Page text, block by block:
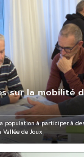
sur la mobilité
population à participer à
de Joux